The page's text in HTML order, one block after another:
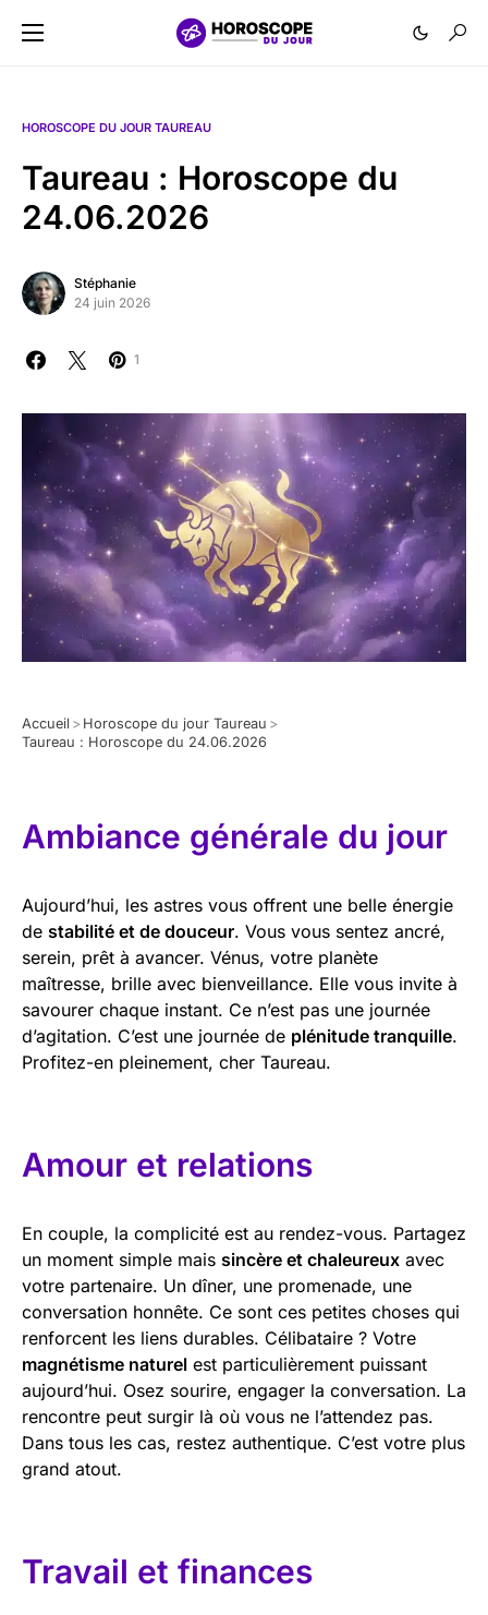
HOROSCOPE DU JOUR TAUREAU
Taureau : Horoscope du
24.06.2026
Stéphanie
24 juin 2026
1
Accueil > Horoscope du jour Taureau >
Taureau : Horoscope du 24.06.2026
Ambiance générale du jour
Aujourd’hui, les astres vous offrent une belle énergie
de stabilité et de douceur. Vous vous sentez ancré,
serein, prêt à avancer. Vénus, votre planète
maîtresse, brille avec bienveillance. Elle vous invite à
savourer chaque instant. Ce n’est pas une journée
d’agitation. C’est une journée de plénitude tranquille.
Profitez-en pleinement, cher Taureau.
Amour et relations
En couple, la complicité est au rendez-vous. Partagez
un moment simple mais sincère et chaleureux avec
votre partenaire. Un dîner, une promenade, une
conversation honnête. Ce sont ces petites choses qui
renforcent les liens durables. Célibataire ? Votre
magnétisme naturel est particulièrement puissant
aujourd’hui. Osez sourire, engager la conversation. La
rencontre peut surgir là où vous ne l’attendez pas.
Dans tous les cas, restez authentique. C’est votre plus
grand atout.
Travail et finances